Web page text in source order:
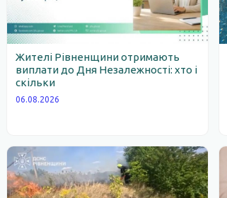
Жителі Рівненщини отримають
виплати до Дня Незалежності: хто і
скільки
06.08.2026